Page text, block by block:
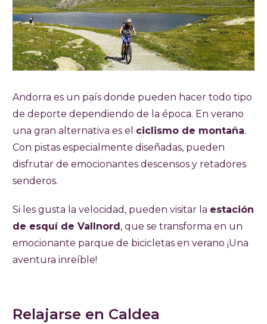
Andorra es un país donde pueden hacer todo tipo
de deporte dependiendo de la época. En verano
una gran alternativa es el ciclismo de montaña.
Con pistas especialmente diseñadas, pueden
disfrutar de emocionantes descensos y retadores
senderos.
Si les gusta la velocidad, pueden visitar la estación
de esquí de Vallnord , que se transforma en un
emocionante parque de bicicletas en verano ¡Una
aventura inreíble!
Relajarse en Caldea